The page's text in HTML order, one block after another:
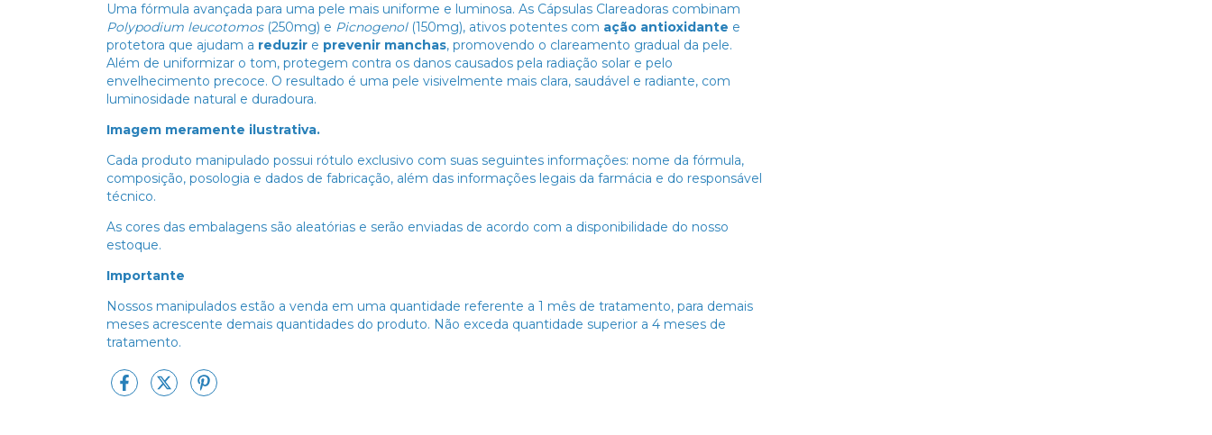
Uma fórmula avançada para uma pele mais uniforme e luminosa. As Cápsulas Clareadoras combinam
Polypodium leucotomos(250mg) e Picnogenol(150mg), ativos potentes com ação antioxidante e
protetora que ajudam a reduzir e prevenir manchas, promovendo o clareamento gradual da pele.
Além de uniformizar o tom, protegem contra os danos causados pela radiação solar e pelo
envelhecimento precoce. O resultado é uma pele visivelmente mais clara, saudável e radiante, com
luminosidade natural e duradoura.
Imagem meramente ilustrativa.
Cada produto manipulado possui rótulo exclusivo com suas seguintes informações: nome da fórmula,
composição, posologia e dados de fabricação, além das informações legais da farmácia e do responsável
técnico.
As cores das embalagens são aleatórias e serão enviadas de acordo com a disponibilidade do nosso
estoque.
Importante
Nossos manipulados estão a venda em uma quantidade referente a 1 mês de tratamento, para demais
meses acrescente demais quantidades do produto. Não exceda quantidade superior a 4 meses de
tratamento.